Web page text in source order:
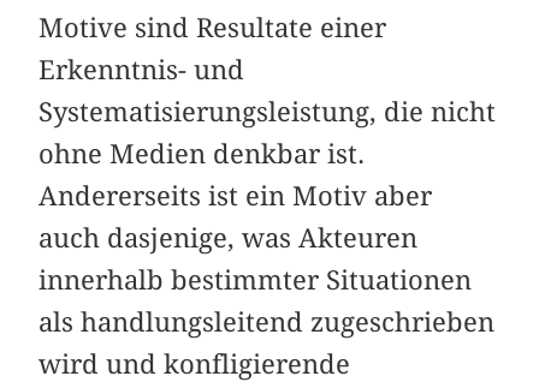
Motive sind Resultate einer
Erkenntnis- und
Systematisierungsleistung, die nicht
ohne Medien denkbar ist.
Andererseits ist ein Motiv aber
auch dasjenige, was Akteuren
innerhalb bestimmter Situationen
als handlungsleitend zugeschrieben
wird und konfligierende